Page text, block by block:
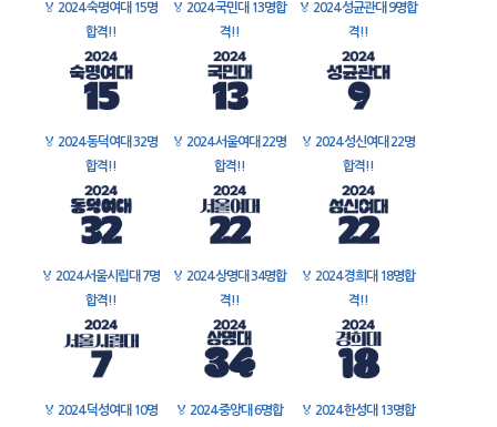
🏅 2024 숙명여대 15명
합격!!
🏅 2024 국민대 13명합
격!!
🏅 2024 성균관대 9명합
격!!
🏅 2024 동덕여대 32명
합격!!
🏅 2024 서울여대 22명
합격!!
🏅 2024 성신여대 22명
합격!!
🏅 2024 서울시립대 7명
합격!!
🏅 2024 상명대 34명합
격!!
🏅 2024 경희대 18명합
격!!
🏅 2024 덕성여대 10명
🏅 2024 중앙대 6명합
🏅 2024 한성대 13명합